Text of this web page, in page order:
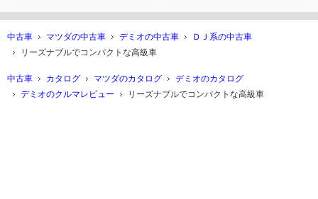
中古車 マツダの中古車 デミオの中古車
ＤＪ系の中古車
リーズナブルでコンパクトな高級車
中古車 カタログ マツダのカタログ
デミオのカタログ
デミオのクルマレビュー
リーズナブルでコンパクトな高級車